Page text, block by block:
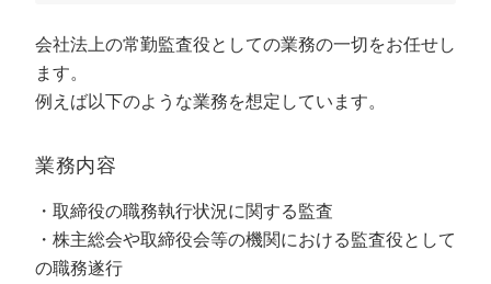
コンサルタント一覧
品質ガイドライン
社内コンペ
クレーム窓口
定額制Webマーケティング代行『マキトルく
ん』
営業改善特化の動画制作『動画でカリトルく
ん』
格安でAI導入支援『あいのりAI』
拡散付1日密着動画制作『まるごと社長』
1本無料で記事を制作『SEOトライアル』
定額制LP制作・改善『最強LP』
実績
お役立ち資料
料金表
StockSun道場
道場TOP
動画編集
エンジニア
年収エージェント
会社法上の常勤監査役としての業務の一切をお任せし
ます。
例えば以下のような業務を想定しています。
業務内容
取締役の職務執行状況に関する監査
株主総会や取締役会等の機関における監査役として
の職務遂行